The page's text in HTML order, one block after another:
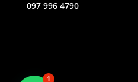
097 996 4790
1